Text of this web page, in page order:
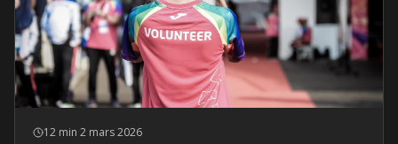
12 min 2 mars 2026